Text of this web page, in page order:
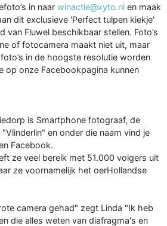
in naar winactie@xyto.nl en maak
dit exclusieve 'Perfect tulpen kiekje'
van Fluwel beschikbaar stellen. Foto’s
of fotocamera maakt niet uit, maar
in de hoogste resolutie worden
op onze Facebookpagina kunnen
is Smartphone fotograaf, de
en onder die naam vind je
Facebook.
ze veel bereik met 51.000 volgers uit
ze voornamelijk het oerHollandse
camera gehad" zegt Linda "Ik heb
die alles weten van diafragma's en